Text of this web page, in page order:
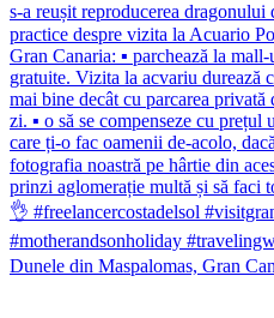
Dunele din Maspalomas, Gran